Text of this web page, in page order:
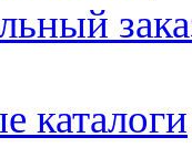
каталоги